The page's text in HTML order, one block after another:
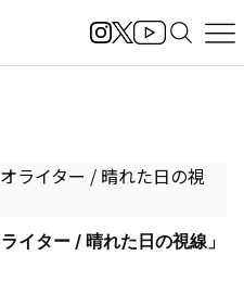
イター / 晴れた日の視線」